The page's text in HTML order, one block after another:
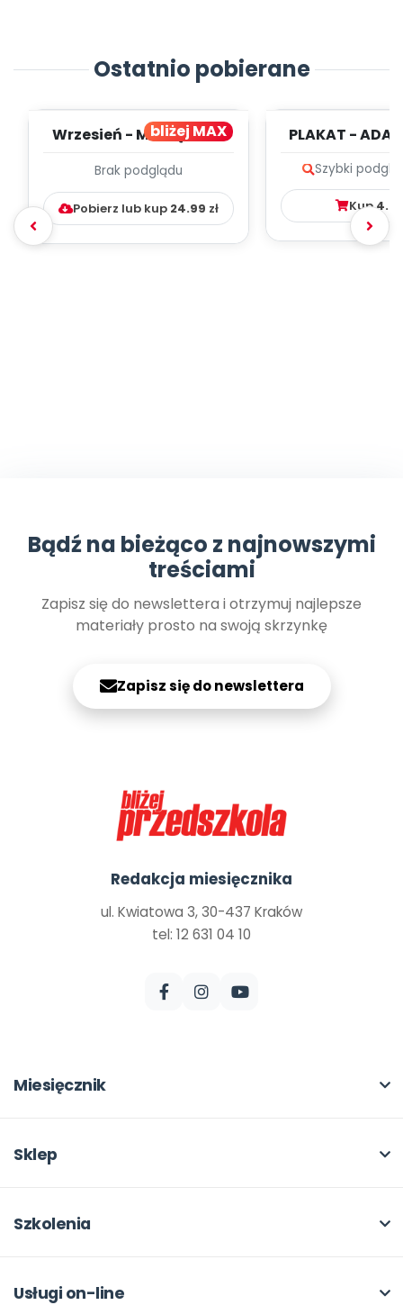
Ostatnio pobierane
bliżej MAX
Wrzesień - MIESIĘCZNY
WYCHOWAWCZO –
DYDAKTYC...
Brak podglądu
Pobierz lub kup 24.99 zł
PLAKAT -
Szybki
Kup
Bądź na bieżąco z najnowszymi
treściami
Zapisz się do newslettera i otrzymuj najlepsze
materiały prosto na swoją skrzynkę
Zapisz się do newslettera
Redakcja miesięcznika
ul. Kwiatowa 3, 30-437 Kraków
tel: 12 631 04 10
Miesięcznik
W numerze
Pomoce dydaktyczne
Dla autorów
Sklep
Moje zakupy
Odbiory i kontakt
Szkolenia
Online
Usługi on-line